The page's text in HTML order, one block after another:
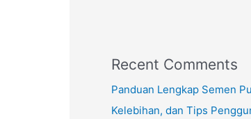
Recent Comments
Panduan Lengkap Semen
Kelebihan, dan Tips